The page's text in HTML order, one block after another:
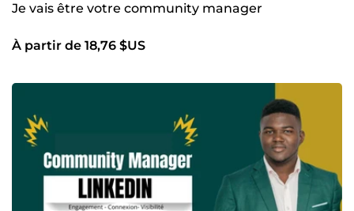
Je vais être votre community manager
À partir de 18,76 $US